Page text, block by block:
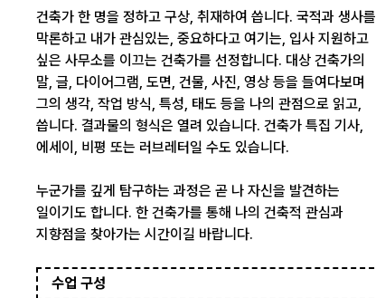
건축가 한 명을 정하고 구상, 취재하여 씁니다. 국적과 생사를
막론하고 내가 관심있는, 중요하다고 여기는, 입사 지원하고
싶은 사무소를 이끄는 건축가를 선정합니다. 대상 건축가의
말, 글, 다이어그램, 도면, 건물, 사진, 영상 등을 들여다보며
그의 생각, 작업 방식, 특성, 태도 등을 나의 관점으로 읽고,
씁니다. 결과물의 형식은 열려 있습니다. 건축가 특집 기사,
에세이, 비평 또는 러브레터일 수도 있습니다.
누군가를 깊게 탐구하는 과정은 곧 나 자신을 발견하는
일이기도 합니다. 한 건축가를 통해 나의 건축적 관심과
지향점을 찾아가는 시간이길 바랍니다.
수업 구성